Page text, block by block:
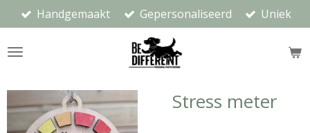
direct
naar
Handgemaakt Gepersonaliseerd Uniek
Stress meter